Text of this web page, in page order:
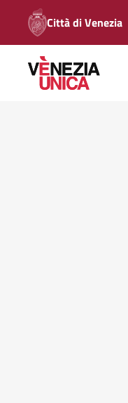
Città di Venezia